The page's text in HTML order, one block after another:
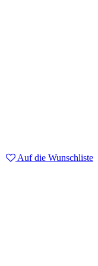
Auf die Wunschliste